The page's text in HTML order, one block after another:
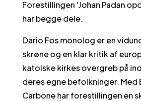
Forestillingen 'Johan Padan
har begge dele.
Dario Fos monolog er en
skrøne og en klar kritik af
katolske kirkes overgreb på
deres egne befolkninger. Med
Carbone har forestillingen en